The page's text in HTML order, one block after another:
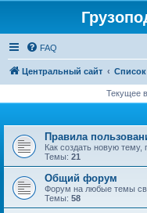
FAQ
Центральный сайт
Текущее
Правила
Как создать новую тему,
Темы: 21
Общий форум
Форум на любые темы
Темы: 58